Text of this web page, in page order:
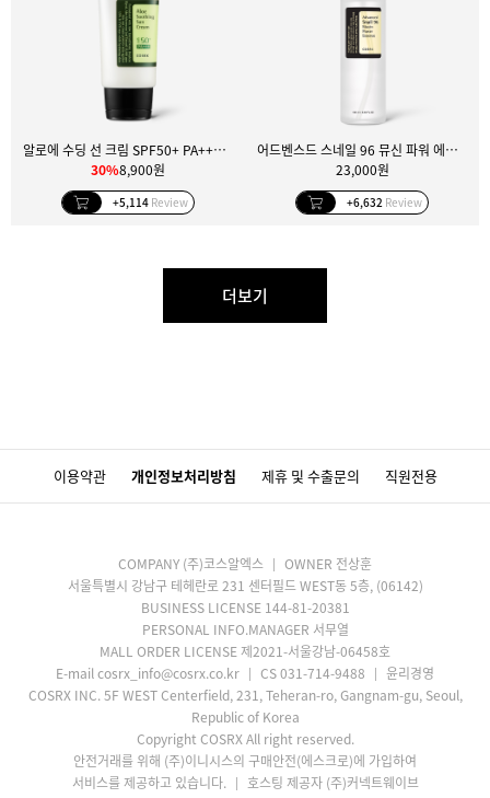
알로에 수딩 선 크림 SPF50+ PA+++ 50ml
30%8,900원
+5,114 Review
어드벤스드 스네일 96 뮤신 파워 에센스 100ml
23,000원
+6,632 Review
더보기
이용약관 개인정보처리방침 제휴 및 수출문의 직원전용
COMPANY (주)코스알엑스
OWNER 전상훈
서울특별시 강남구 테헤란로 231 센터필드 WEST동 5층, (06142)
BUSINESS LICENSE 144-81-20381
PERSONAL INFO.MANAGER 서무열
MALL ORDER LICENSE 제2021-서울강남-06458호
E-mail cosrx_info@cosrx.co.kr
CS 031-714-9488
윤리경영
COSRX INC. 5F WEST Centerfield, 231, Teheran-ro, Gangnam-gu, Seoul,
Republic of Korea
Copyright COSRX All right reserved.
안전거래를 위해 (주)이니시스의 구매안전(에스크로)에 가입하여
서비스를 제공하고 있습니다.
호스팅 제공자 (주)커넥트웨이브